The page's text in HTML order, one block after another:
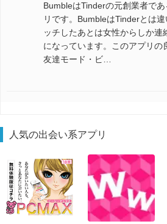
BumbleはTinderの元創業者で
リです。BumbleはTinderとは
ッチしたあとは女性からしか連
になっています。このアプリの
友達モード・ビ…
人気の出会い系アプリ